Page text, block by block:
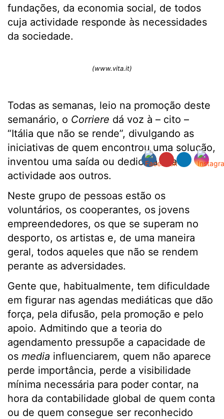
fundações, da economia social, de todos
cuja actividade responde às necessidades
da sociedade.
(www.vita.it)
Todas as semanas, leio na promoção deste
semanário, o Corriere dá voz à – cito –
“Itália que não se rende”, divulgando as
iniciativas de quem encontrou uma solução,
inventou uma saída ou dedica a sua
actividade aos outros.
Neste grupo de pessoas estão os
voluntários, os cooperantes, os jovens
empreendedores, os que se superam no
desporto, os artistas e, de uma maneira
geral, todos aqueles que não se rendem
perante as adversidades.
Gente que, habitualmente, tem dificuldade
em figurar nas agendas mediáticas que dão
força, pela difusão, pela promoção e pelo
apoio. Admitindo que a teoria do
agendamento pressupõe a capacidade de
os media influenciarem, quem não aparece
perde importância, perde a visibilidade
mínima necessária para poder contar, na
hora da contabilidade global de quem conta
ou de quem consegue ser reconhecido